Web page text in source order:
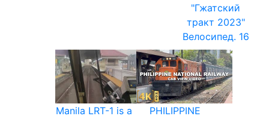
"Гжатский
тракт 2023"
Велосипед. 16
Manila LRT-1 is a PHILIPPINE